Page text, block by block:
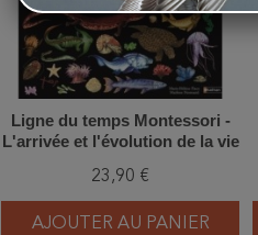
Ligne du temps Montessori -
L'arrivée et l'évolution de la vie
Montessori + stickers
23,90 €
AJOUTER AU PANIER